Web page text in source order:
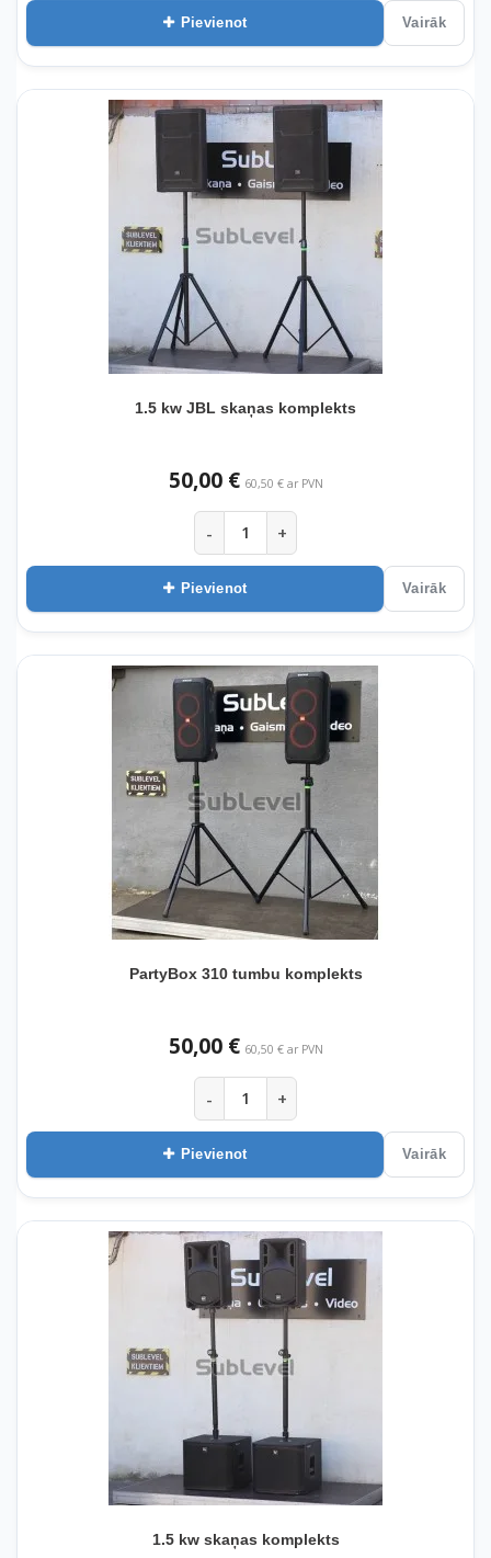
Pievienot Vairāk
1.5 kw JBL skaņas komplekts
50,00 € 60,50 € ar PVN
- +
Pievienot Vairāk
PartyBox 310 tumbu komplekts
50,00 € 60,50 € ar PVN
- +
Pievienot Vairāk
1.5 kw skaņas komplekts